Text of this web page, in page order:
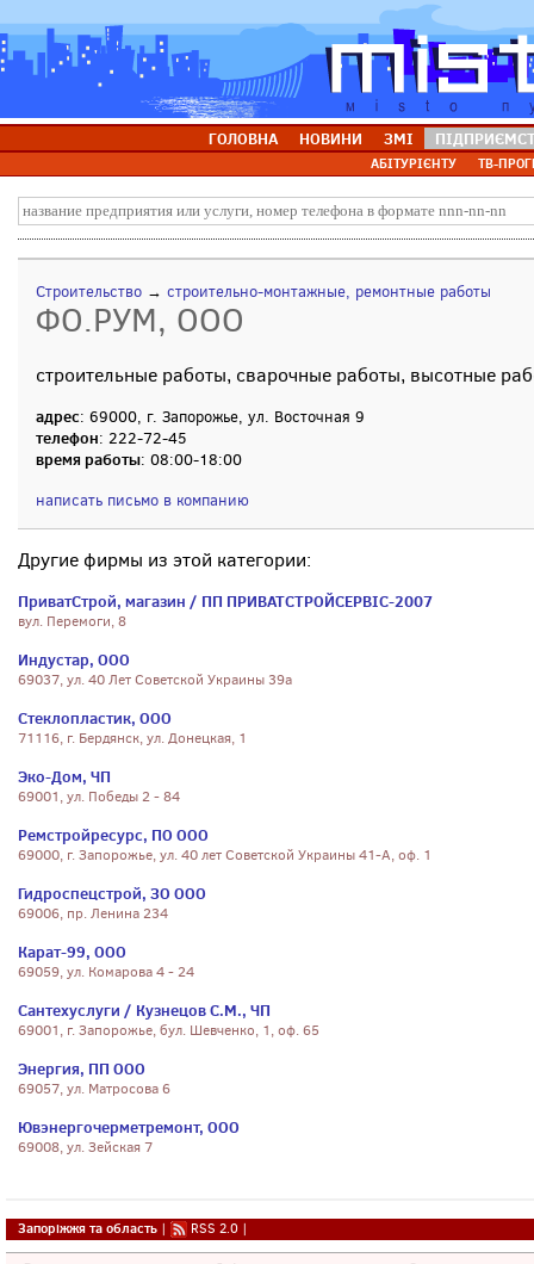
ГОЛОВНА НОВИНИ ЗМІ
АБІТУРІЄНТУ ТВ-
Строительство → строительно-монтажные, ремонтные работы
ФО.РУМ, ООО
строительные работы, сварочные работы, высотные
адрес: 69000, г. Запорожье, ул. Восточная 9
телефон: 222-72-45
время работы: 08:00-18:00
написать письмо в компанию
Другие фирмы из этой категории:
ПриватСтрой, магазин / ПП ПРИВАТСТРОЙСЕРВІС-2007
вул. Перемоги, 8
Индустар, ООО
69037, ул. 40 Лет Советской Украины 39а
Стеклопластик, ООО
71116, г. Бердянск, ул. Донецкая, 1
Эко-Дом, ЧП
69001, ул. Победы 2 - 84
Ремстройресурс, ПО ООО
69000, г. Запорожье, ул. 40 лет Советской Украины 41-А, оф. 1
Гидроспецстрой, ЗО ООО
69006, пр. Ленина 234
Карат-99, ООО
69059, ул. Комарова 4 - 24
Сантехуслуги / Кузнецов С.М., ЧП
69001, г. Запорожье, бул. Шевченко, 1, оф. 65
Энергия, ПП ООО
69057, ул. Матросова 6
Ювэнергочерметремонт, ООО
69008, ул. Зейская 7
Запоріжжя та область | RSS 2.0 |